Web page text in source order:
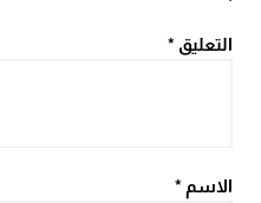
التعليق *
الاسم *